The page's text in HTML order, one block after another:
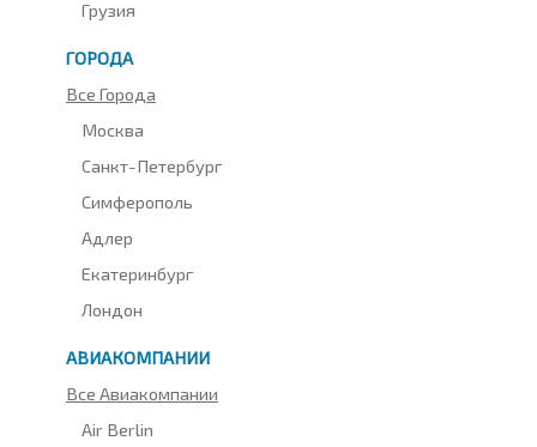
Грузия
ГОРОДА
Все Города
Москва
Санкт-Петербург
Симферополь
Адлер
Екатеринбург
Лондон
АВИАКОМПАНИИ
Все Авиакомпании
Air Berlin